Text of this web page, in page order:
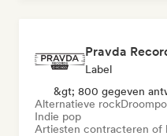
Pravda
Label
&gt; 800 gegeven
Alternatieve rock
Indie pop
Artiesten contracteren of